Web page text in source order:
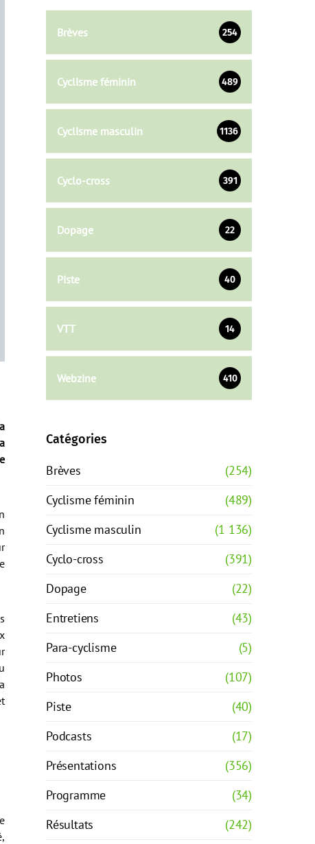
Brèves 254
Cyclisme féminin 489
Cyclisme masculin 1136
Cyclo-cross 391
Dopage 22
Piste 40
VTT 14
Webzine 410
Catégories
Brèves
(254)
Cyclisme féminin
(489)
Cyclisme masculin
(1 136)
Cyclo-cross
(391)
Dopage
(22)
Entretiens
(43)
Para-cyclisme
(5)
Photos
(107)
Piste
(40)
Podcasts
(17)
Présentations
(356)
Programme
(34)
Résultats
(242)